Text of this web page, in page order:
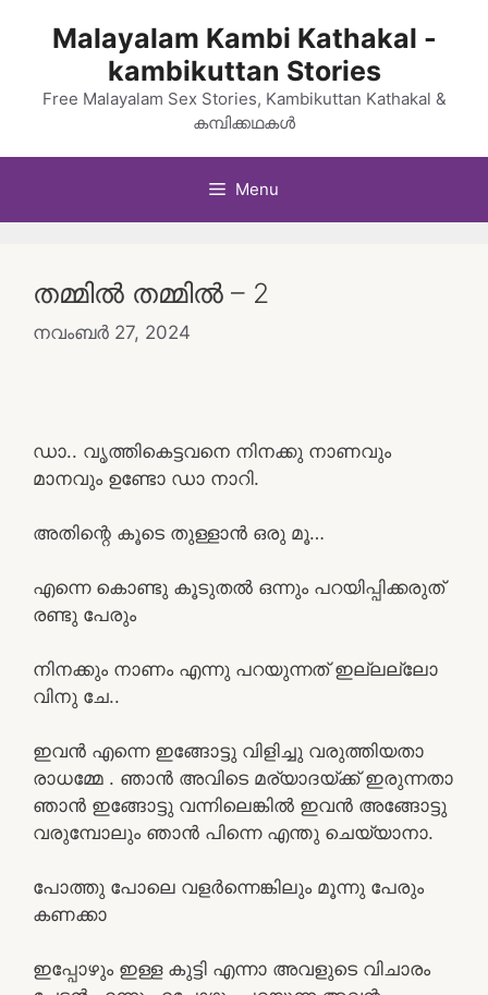
Malayalam Kambi Kathakal -
kambikuttan Stories
Free Malayalam Sex Stories, Kambikuttan Kathakal &
കമ്പിക്കഥകൾ
Menu
തമ്മിൽ തമ്മിൽ – 2
നവംബർ 27, 2024
ഡാ.. വൃത്തികെട്ടവനെ നിനക്കു നാണവും
മാനവും ഉണ്ടോ ഡാ നാറി.
അതിന്റെ കൂടെ തുള്ളാൻ ഒരു മൂ…
എന്നെ കൊണ്ടു കൂടുതൽ ഒന്നും പറയിപ്പിക്കരുത്
രണ്ടു പേരും
നിനക്കും നാണം എന്നു പറയുന്നത് ഇല്ലല്ലോ
വിനു ചേ..
ഇവൻ എന്നെ ഇങ്ങോട്ടു വിളിച്ചു വരുത്തിയതാ
രാധമ്മേ . ഞാൻ അവിടെ മര്യാദയ്ക്ക് ഇരുന്നതാ
ഞാൻ ഇങ്ങോട്ടു വന്നിലെങ്കിൽ ഇവൻ അങ്ങോട്ടു
വരുമ്പോലും ഞാൻ പിന്നെ എന്തു ചെയ്യാനാ.
പോത്തു പോലെ വളർന്നെങ്കിലും മൂന്നു പേരും
കണക്കാ
ഇപ്പോഴും ഇള്ള കുട്ടി എന്നാ അവളുടെ വിചാരം